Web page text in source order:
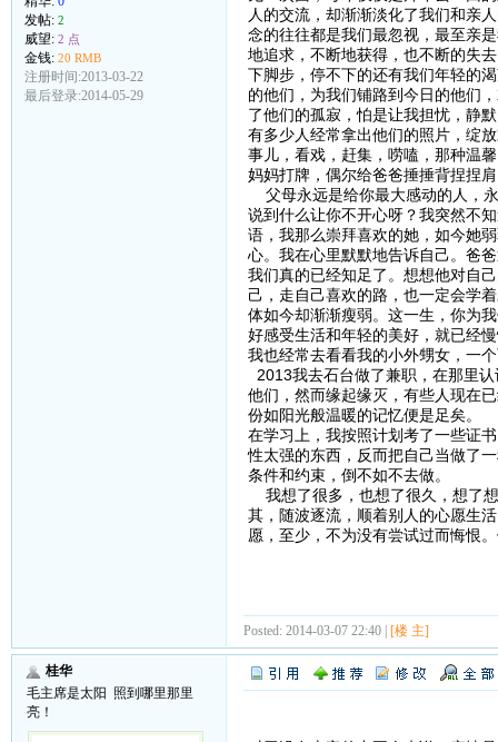
发帖: 2
威望: 2 点
金钱: 20 RMB
注册时间:2013-03-22
最后登录:2014-05-29
人的交流，却渐渐淡化了我们和亲
念的往往都是我们最忽视，最至亲
地追求，不断地获得，也不断的失
下脚步，停不下的还有我们年轻的
的他们，为我们铺路到今日的他们
了他们的孤寂，怕是让我担忧，静
有多少人经常拿出他们的照片，绽
事儿，看戏，赶集，唠嗑，那种温
妈妈打牌，偶尔给爸爸捶捶背捏捏
父母永远是给你最大感动的人，
说到什么让你不开心呀？我突然不
语，我那么崇拜喜欢的她，如今她
心。我在心里默默地告诉自己。爸
我们真的已经知足了。想想他对自
己，走自己喜欢的路，也一定会学
体如今却渐渐瘦弱。这一生，你为
好感受生活和年轻的美好，就已经
我也经常去看看我的小外甥女，一
2013我去石台做了兼职，在那里
他们，然而缘起缘灭，有些人现在
份如阳光般温暖的记忆便是足矣。
在学习上，我按照计划考了一些证
性太强的东西，反而把自己当做了
条件和约束，倒不如不去做。
我想了很多，也想了很久，想了
其，随波逐流，顺着别人的心愿生
愿，至少，不为没有尝试过而悔恨
Posted: 2014-03-07 22:40 | [楼 主]
桂华
毛主席是太阳 照到哪里那里
亮！